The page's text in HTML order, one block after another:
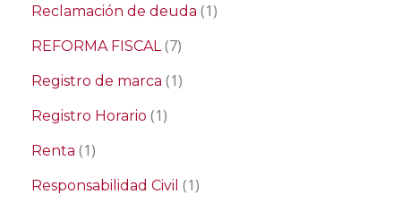
Reclamación de deuda (1)
REFORMA FISCAL(7)
Registro de marca (1)
Registro Horario (1)
Renta (1)
Responsabilidad Civil (1)